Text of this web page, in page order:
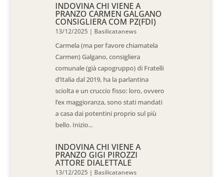
INDOVINA CHI VIENE A
PRANZO CARMEN GALGANO
CONSIGLIERA COM PZ(FDI)
13/12/2025 | Basilicatanews
Carmela (ma per favore chiamatela
Carmen) Galgano, consigliera
comunale (già capogruppo) di Fratelli
d’Italia dal 2019, ha la parlantina
sciolta e un cruccio fisso: loro, ovvero
l’ex maggioranza, sono stati mandati
a casa dai potentini proprio sul più
bello. Inizio...
INDOVINA CHI VIENE A
PRANZO GIGI PIROZZI
ATTORE DIALETTALE
13/12/2025 | Basilicatanews